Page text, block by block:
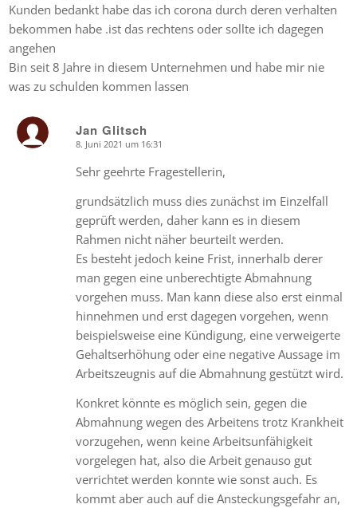
Kunden bedankt habe das ich corona durch deren verhalten
bekommen habe .ist das rechtens oder sollte ich dagegen
angehen
Bin seit 8 Jahre in diesem Unternehmen und habe mir nie
was zu schulden kommen lassen
Jan Glitsch
8. Juni 2021 um 16:31
Sehr geehrte Fragestellerin,
grundsätzlich muss dies zunächst im Einzelfall
geprüft werden, daher kann es in diesem
Rahmen nicht näher beurteilt werden.
Es besteht jedoch keine Frist, innerhalb derer
man gegen eine unberechtigte Abmahnung
vorgehen muss. Man kann diese also erst einmal
hinnehmen und erst dagegen vorgehen, wenn
beispielsweise eine Kündigung, eine verweigerte
Gehaltserhöhung oder eine negative Aussage im
Arbeitszeugnis auf die Abmahnung gestützt wird.
Konkret könnte es möglich sein, gegen die
Abmahnung wegen des Arbeitens trotz Krankheit
vorzugehen, wenn keine Arbeitsunfähigkeit
vorgelegen hat, also die Arbeit genauso gut
verrichtet werden konnte wie sonst auch. Es
kommt aber auch auf die Ansteckungsgefahr an,